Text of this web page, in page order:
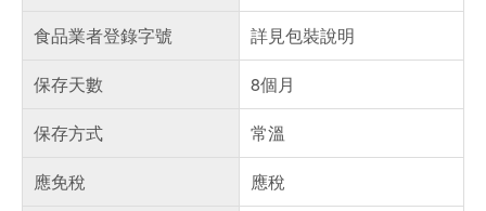
食品業者登錄字號
詳見包裝說明
保存天數
8個月
保存方式
常溫
應免稅
應稅